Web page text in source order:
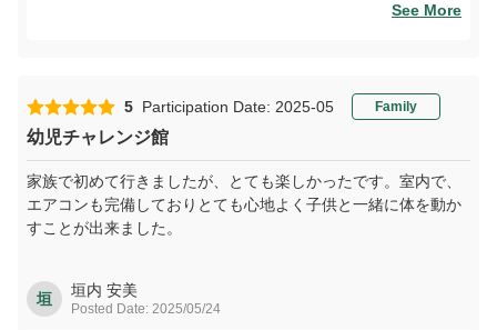
た、「また来たい」とのお言葉をいただけたことは、私たち
す。
See More
5 Participation Date: 2025-05 Family
幼児チャレンジ館
家族で初めて行きましたが、とても楽しかったです。室内で、
エアコンも完備しておりとても心地よく子供と一緒に体を動か
すことが出来ました。
垣 垣内 安美
Posted Date: 2025/05/24